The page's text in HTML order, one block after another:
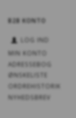
B2B KONTO
LOG IND
MIN KONTO
ADRESSEBOG
ØNSKELISTE
ORDREHISTORIK
NYHEDSBREV